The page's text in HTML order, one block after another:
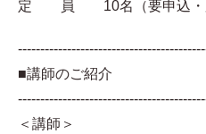
定 員 10名（要申込・応
■講師のご紹介
＜講師＞